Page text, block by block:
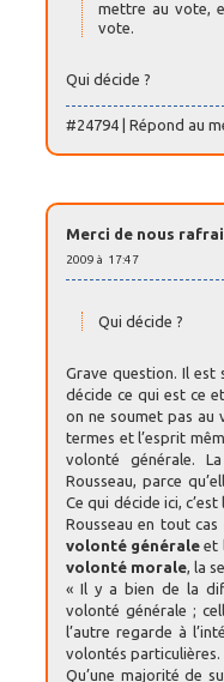
mettre au vote,
vote.
Qui décide ?
#24794 | Répond au
Merci de nous
2009 à 17:47
Qui décide ?
Grave question. Il est
décide ce qui est ce
on ne soumet pas au
termes et l’esprit
volonté générale.
Rousseau, parce
Ce qui décide ici,
Rousseau en tout
volonté générale et
volonté morale, la
« Il y a bien de la
volonté générale ;
l’autre regarde à
volontés particulières.
Qu’une majorité de